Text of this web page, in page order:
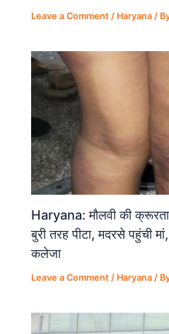
Leave a Comment / Haryana /
Haryana: मौलवी की
बुरी तरह पीटा, मदरसे पहुंची
कलेजा
Leave a Comment / Haryana /